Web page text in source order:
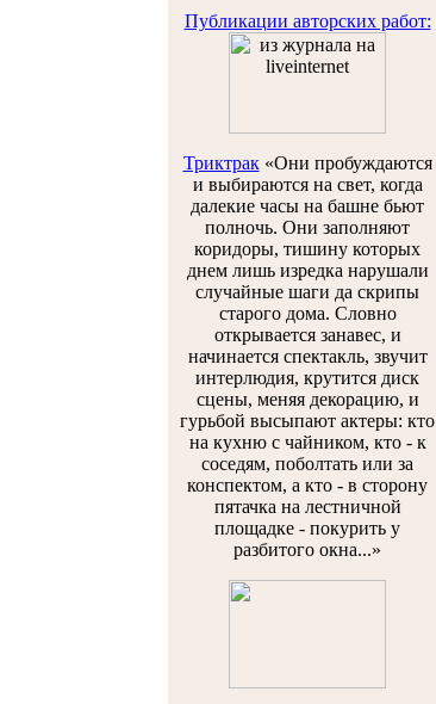
Публикации авторских работ:
Триктрак«Они пробуждаются
и выбираются на свет, когда
далекие часы на башне бьют
полночь. Они заполняют
коридоры, тишину которых
днем лишь изредка нарушали
случайные шаги да скрипы
старого дома. Словно
открывается занавес, и
начинается спектакль, звучит
интерлюдия, крутится диск
сцены, меняя декорацию, и
гурьбой высыпают актеры: кто
на кухню с чайником, кто - к
соседям, поболтать или за
конспектом, а кто - в сторону
пятачка на лестничной
площадке - покурить у
разбитого окна...»